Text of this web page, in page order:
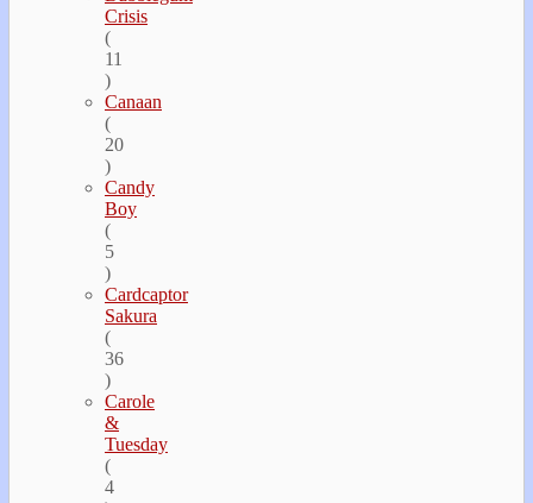
Crisis
(
11
)
Canaan
(
20
)
Candy
Boy
(
5
)
Cardcaptor
Sakura
(
36
)
Carole
&
Tuesday
(
4